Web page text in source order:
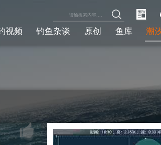
视频 钓鱼杂谈 原创 鱼库 潮